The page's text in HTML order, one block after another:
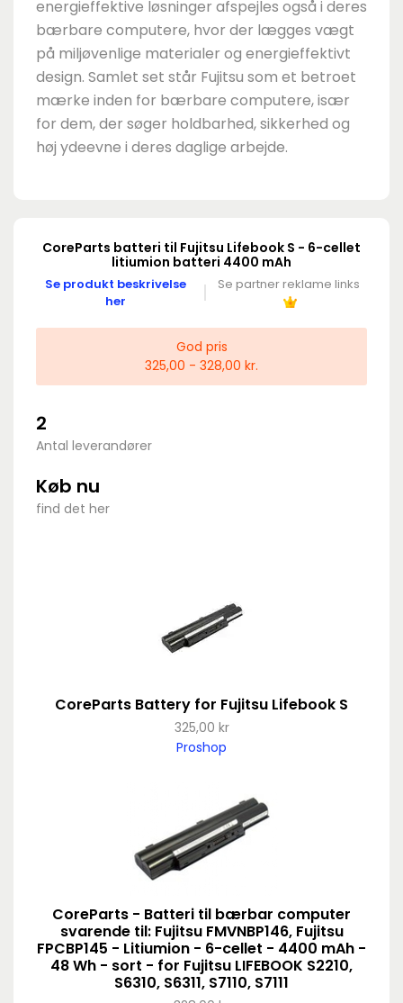
energieffektive løsninger afspejles også i deres
bærbare computere, hvor der lægges vægt
på miljøvenlige materialer og energieffektivt
design. Samlet set står Fujitsu som et betroet
mærke inden for bærbare computere, især
for dem, der søger holdbarhed, sikkerhed og
høj ydeevne i deres daglige arbejde.
CoreParts batteri til Fujitsu Lifebook S - 6-cellet
litiumion batteri 4400 mAh
Se produkt beskrivelse
her
Se partner reklame links
God pris
325,00 - 328,00 kr.
2
Antal leverandører
Køb nu
find det her
CoreParts Battery for Fujitsu Lifebook S
325,00 kr
Proshop
CoreParts - Batteri til bærbar computer
svarende til: Fujitsu FMVNBP146, Fujitsu
FPCBP145 - Litiumion - 6-cellet - 4400 mAh -
48 Wh - sort - for Fujitsu LIFEBOOK S2210,
S6310, S6311, S7110, S7111